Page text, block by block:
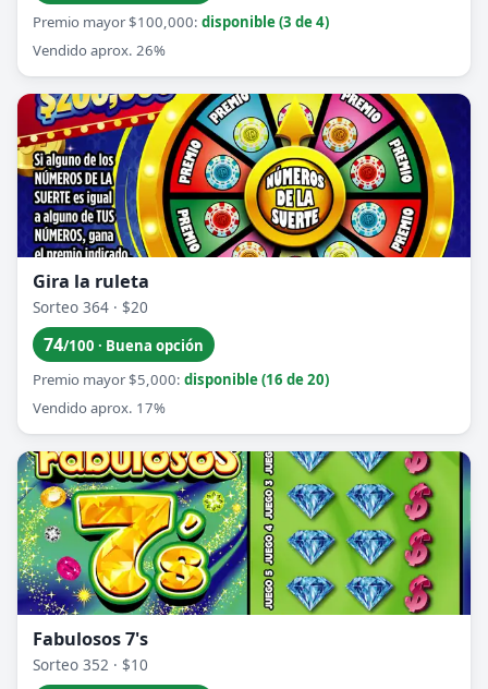
Premio mayor $100,000: disponible (3 de 4)
Vendido aprox. 26%
Gira la ruleta
Sorteo 364 · $20
74/100 · Buena opción
Premio mayor $5,000: disponible (16 de 20)
Vendido aprox. 17%
Fabulosos 7's
Sorteo 352 · $10